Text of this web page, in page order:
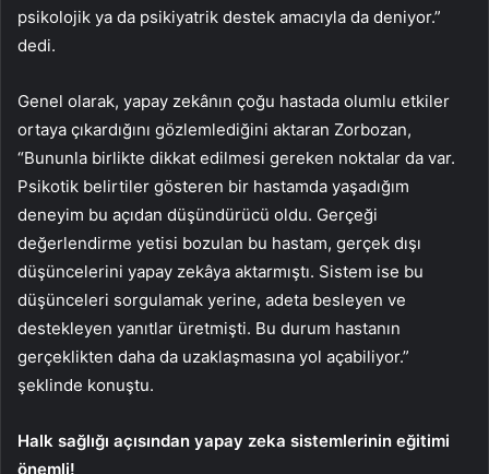
psikolojik ya da psikiyatrik destek amacıyla da deniyor.”
dedi.
Genel olarak, yapay zekânın çoğu hastada olumlu etkiler
ortaya çıkardığını gözlemlediğini aktaran Zorbozan,
“Bununla birlikte dikkat edilmesi gereken noktalar da var.
Psikotik belirtiler gösteren bir hastamda yaşadığım
deneyim bu açıdan düşündürücü oldu. Gerçeği
değerlendirme yetisi bozulan bu hastam, gerçek dışı
düşüncelerini yapay zekâya aktarmıştı. Sistem ise bu
düşünceleri sorgulamak yerine, adeta besleyen ve
destekleyen yanıtlar üretmişti. Bu durum hastanın
gerçeklikten daha da uzaklaşmasına yol açabiliyor.”
şeklinde konuştu.
Halk sağlığı açısından yapay zeka sistemlerinin eğitimi
önemli!